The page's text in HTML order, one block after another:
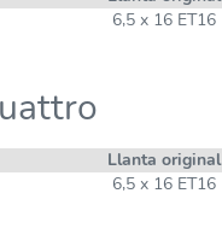
6,5 x 16 ET16
Llanta original
6,5 x 16 ET16